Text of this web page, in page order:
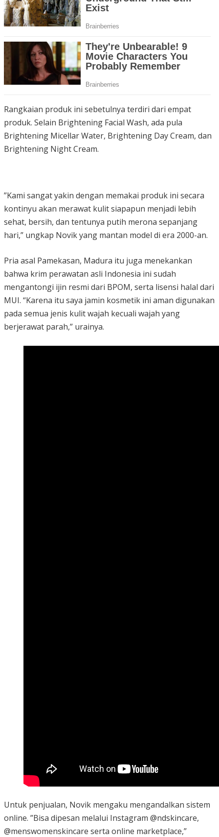
Rangkaian produk ini sebetulnya terdiri dari empat
produk. Selain Brightening Facial Wash, ada pula
Brightening Micellar Water, Brightening Day Cream, dan
Brightening Night Cream.
”Kami sangat yakin dengan memakai produk ini secara
kontinyu akan merawat kulit siapapun menjadi lebih
sehat, bersih, dan tentunya putih merona sepanjang
hari,” ungkap Novik yang mantan model di era 2000-an.
Pria asal Pamekasan, Madura itu juga menekankan
bahwa krim perawatan asli Indonesia ini sudah
mengantongi ijin resmi dari BPOM, serta lisensi halal dari
MUI. “Karena itu saya jamin kosmetik ini aman digunakan
pada semua jenis kulit wajah kecuali wajah yang
berjerawat parah,” urainya.
Untuk penjualan, Novik mengaku mengandalkan sistem
online. ”Bisa dipesan melalui Instagram @ndskincare,
@menswomenskincare serta online marketplace,”